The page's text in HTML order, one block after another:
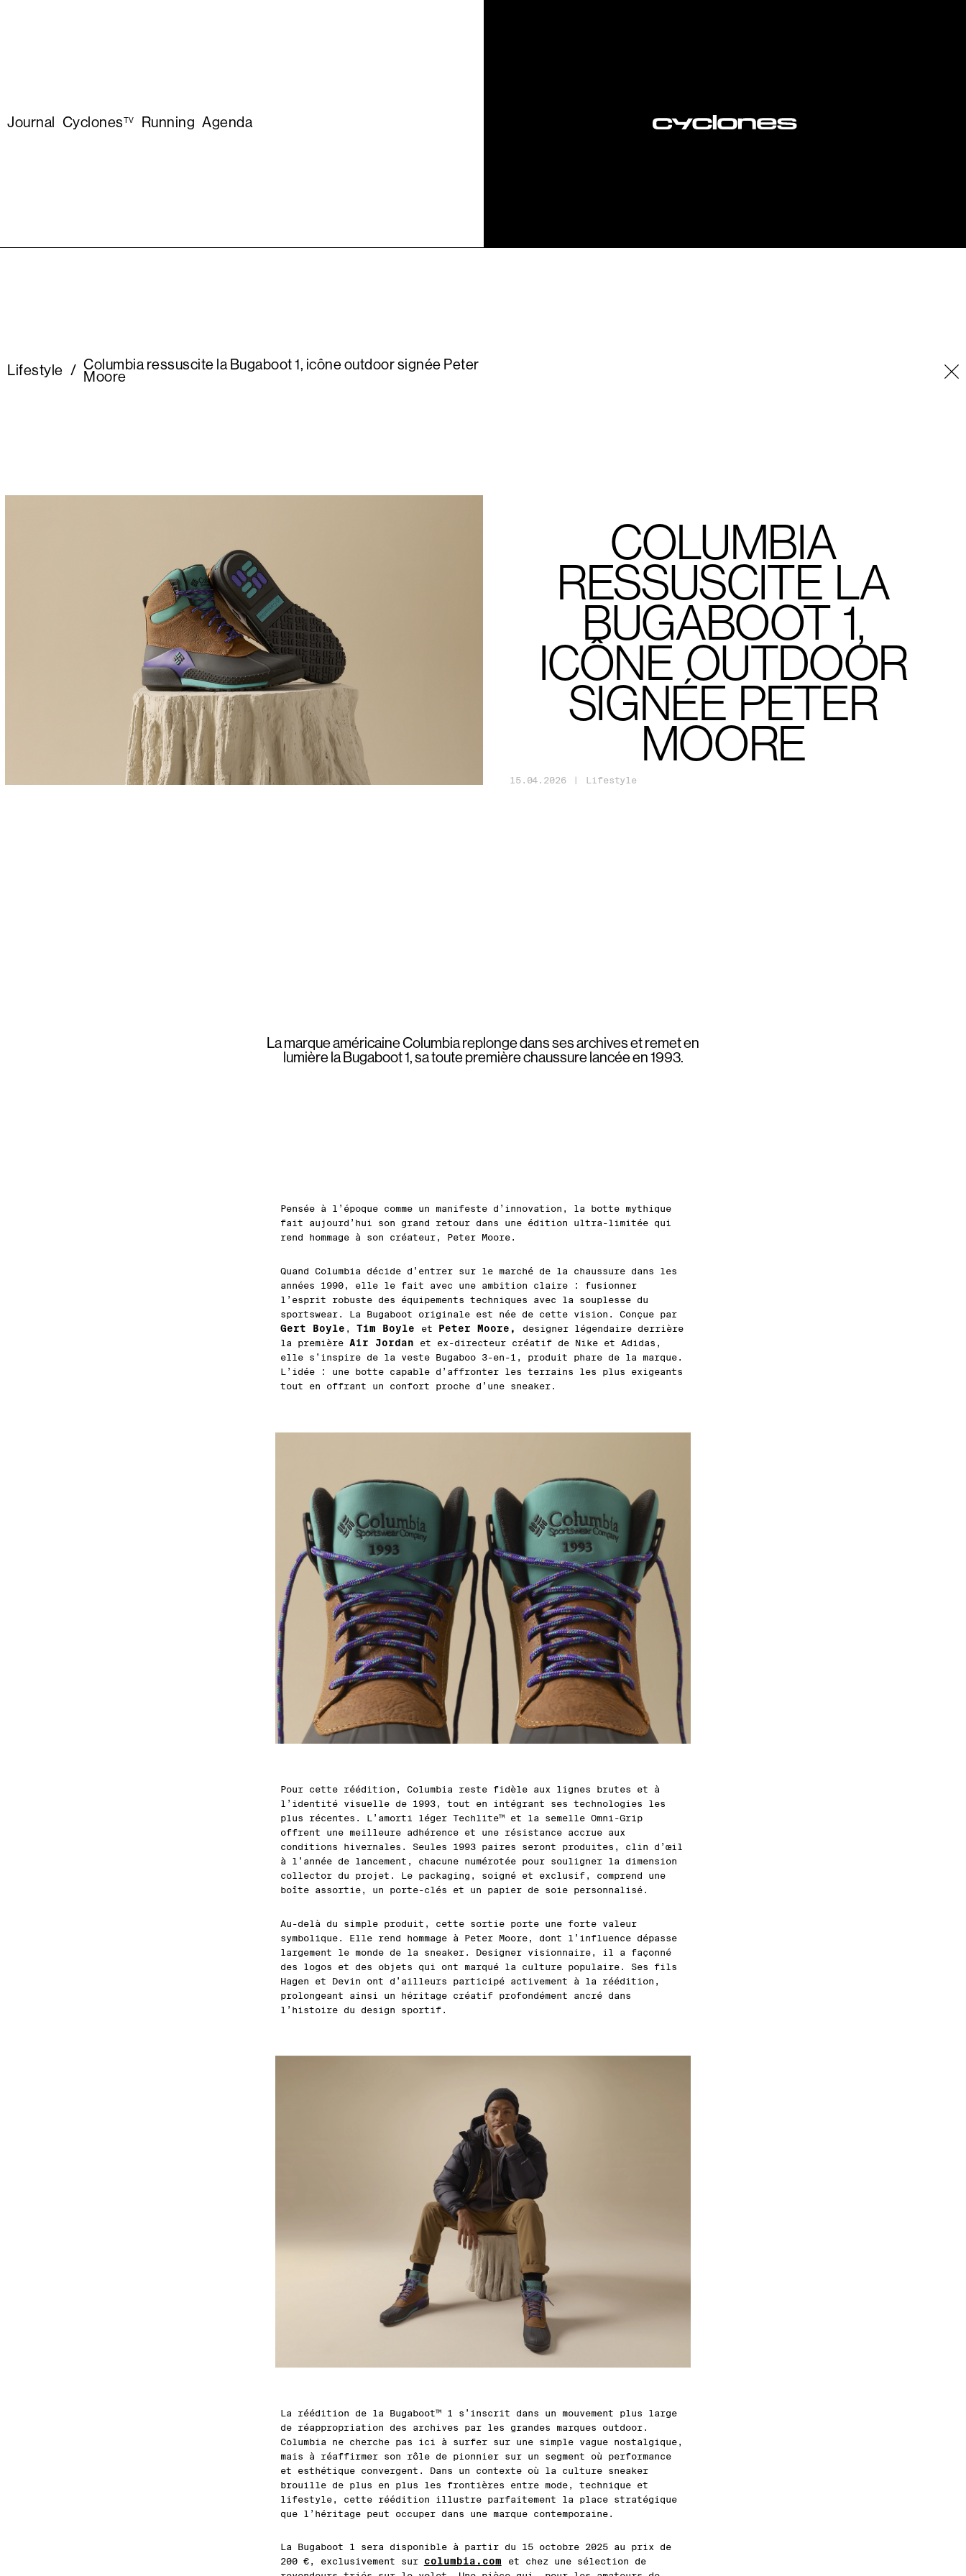
Journal CyclonesTV Running Agenda
Lifestyle / Columbia ressuscite la Bugaboot 1, icône outdoor signée Peter
Moore
COLUMBIA
RESSUSCITE LA
BUGABOOT 1,
ICÔNE OUTDOOR
SIGNÉE PETER
MOORE
15. 04 . 2026 | Lifestyle
La marque américaine Columbia replonge dans ses archives et remet en
lumière la Bugaboot 1, sa toute première chaussure lancée en 1993.
Pensée à l’époque comme un manifeste d’innovation, la botte mythique
fait aujourd’hui son grand retour dans une édition ultra-limitée qui
rend hommage à son créateur, Peter Moore.
Quand Columbia décide d’entrer sur le marché de la chaussure dans les
années 1990, elle le fait avec une ambition claire : fusionner
l’esprit robuste des équipements techniques avec la souplesse du
sportswear. La Bugaboot originale est née de cette vision. Conçue par
Gert Boyle , Tim Boyle et Peter Moore,
designer légendaire derrière
la première Air Jordan et ex-directeur créatif de Nike et Adidas,
elle s’inspire de la veste Bugaboo 3-en-1, produit phare de la marque.
L’idée : une botte capable d’affronter les terrains les plus exigeants
tout en offrant un confort proche d’une sneaker.
Pour cette réédition, Columbia reste fidèle aux lignes brutes et à
l’identité visuelle de 1993, tout en intégrant ses technologies les
plus récentes. L’amorti léger Techlite™ et la semelle Omni-Grip
offrent une meilleure adhérence et une résistance accrue aux
conditions hivernales. Seules 1993 paires seront produites, clin d’œil
à l’année de lancement, chacune numérotée pour souligner la dimension
collector du projet. Le packaging, soigné et exclusif, comprend une
boîte assortie, un porte-clés et un papier de soie personnalisé.
Au-delà du simple produit, cette sortie porte une forte valeur
symbolique. Elle rend hommage à Peter Moore, dont l’influence dépasse
largement le monde de la sneaker. Designer visionnaire, il a façonné
des logos et des objets qui ont marqué la culture populaire. Ses fils
Hagen et Devin ont d’ailleurs participé activement à la réédition,
prolongeant ainsi un héritage créatif profondément ancré dans
l’histoire du design sportif.
La réédition de la Bugaboot™ 1 s’inscrit dans un mouvement plus large
de réappropriation des archives par les grandes marques outdoor.
Columbia ne cherche pas ici à surfer sur une simple vague nostalgique,
mais à réaffirmer son rôle de pionnier sur un segment où performance
et esthétique convergent. Dans un contexte où la culture sneaker
brouille de plus en plus les frontières entre mode, technique et
lifestyle, cette réédition illustre parfaitement la place stratégique
que l’héritage peut occuper dans une marque contemporaine.
La Bugaboot 1 sera disponible à partir du 15 octobre 2025 au prix de
200 €, exclusivement sur columbia.com
et chez une sélection de